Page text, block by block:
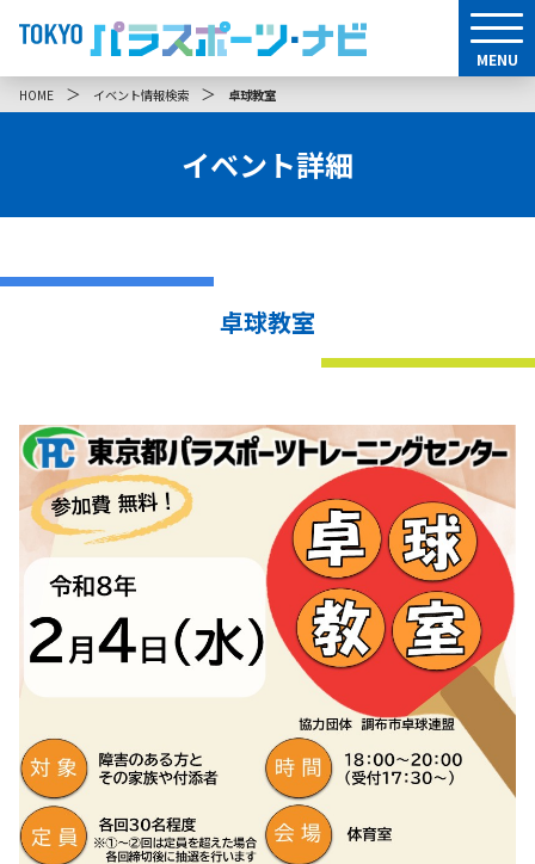
MENU
HOME ＞ イベント情報検索 ＞ 卓球教室
イベント詳細
卓球教室